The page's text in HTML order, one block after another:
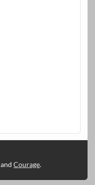
and Courage.